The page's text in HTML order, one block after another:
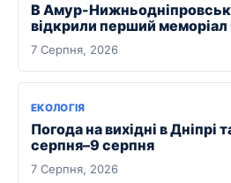
В Амур-
відкрили перший меморіал
7 Серпня, 2026
ЕКОЛОГІЯ
Погода на вихідні в Дніпрі
серпня–9 серпня
7 Серпня, 2026